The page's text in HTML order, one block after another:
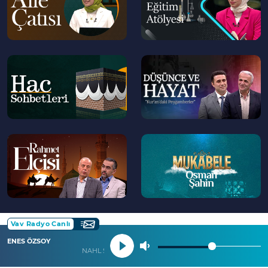
>
--
>
--
--
ENES ÖZSOY
NAHL SURESİ 41 İLA 50. AYETLER
Vav Radyo Canlı